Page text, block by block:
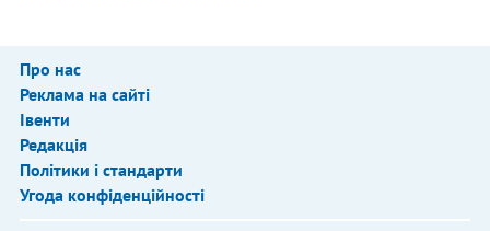
Про нас
Реклама на сайті
Івенти
Редакція
Політики і стандарти
Угода конфіденційності